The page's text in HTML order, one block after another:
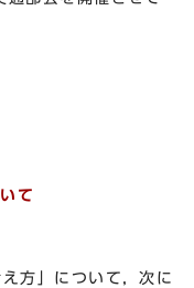
て
方」について，次に